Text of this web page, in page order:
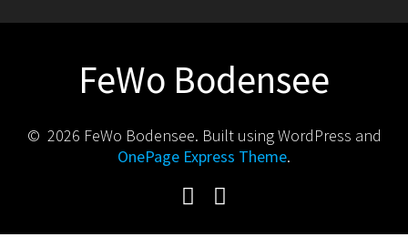
FeWo Bodensee
© 2026 FeWo Bodensee. Built using WordPress and
OnePage Express Theme.